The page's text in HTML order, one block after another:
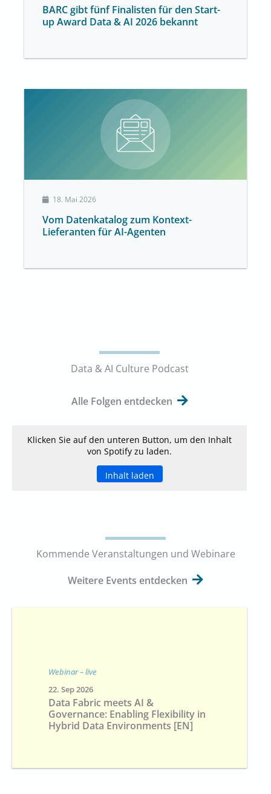
BARC gibt fünf Finalisten für den Start-
up Award Data & AI 2026 bekannt
18. Mai 2026
Vom Datenkatalog zum Kontext-
Lieferanten für AI-Agenten
Data & AI Culture Podcast
Alle Folgen entdecken
Klicken Sie auf den unteren Button, um den Inhalt
von Spotify zu laden.
Inhalt laden
Kommende Veranstaltungen und Webinare
Weitere Events entdecken
Webinar – live
22. Sep 2026
Data Fabric meets AI &
Governance: Enabling Flexibility in
Hybrid Data Environments [EN]